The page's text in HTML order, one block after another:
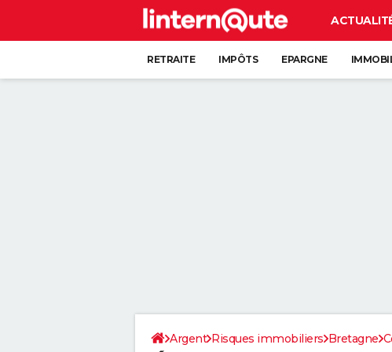
RETRAITE IMPÔTS EPARGNE
Argent Risques immobiliers Bretagne